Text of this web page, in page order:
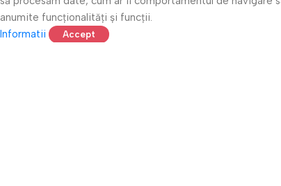
anumite funcționalități și funcții.
Informatii
Accept